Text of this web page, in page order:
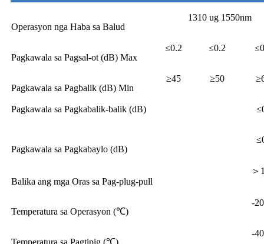
Operasyon nga Haba sa Balud
1310 ug 1550nm
Pagkawala sa Pagsal-ot (dB) Max
≤0.2 ≤0.2
Pagkawala sa Pagbalik (dB) Min
≥45 ≥50
Pagkawala sa Pagkabalik-balik (dB)
Pagkawala sa Pagkabaylo (dB)
Balika ang mga Oras sa Pag-plug-pull
＞
Temperatura sa Operasyon (℃)
-
Temperatura sa Pagtipig (℃)
-